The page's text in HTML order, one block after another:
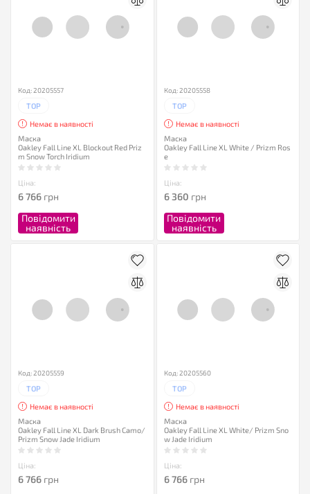
Код: 20205557
TOP
Немає в наявності
Маска
Oakley Fall Line XL Blockout Red Priz
m Snow Torch Iridium
Ціна:
6 766 грн
Повідомити
наявність
Код: 20205558
TOP
Немає в наявності
Маска
Oakley Fall Line XL White / Prizm Ros
e
Ціна:
6 360 грн
Повідомити
наявність
Код: 20205559
TOP
Немає в наявності
Маска
Oakley Fall Line XL Dark Brush Camo/
Prizm Snow Jade Iridium
Ціна:
6 766 грн
Код: 20205560
TOP
Немає в наявності
Маска
Oakley Fall Line XL White/ Prizm Sno
w Jade Iridium
Ціна:
6 766грн